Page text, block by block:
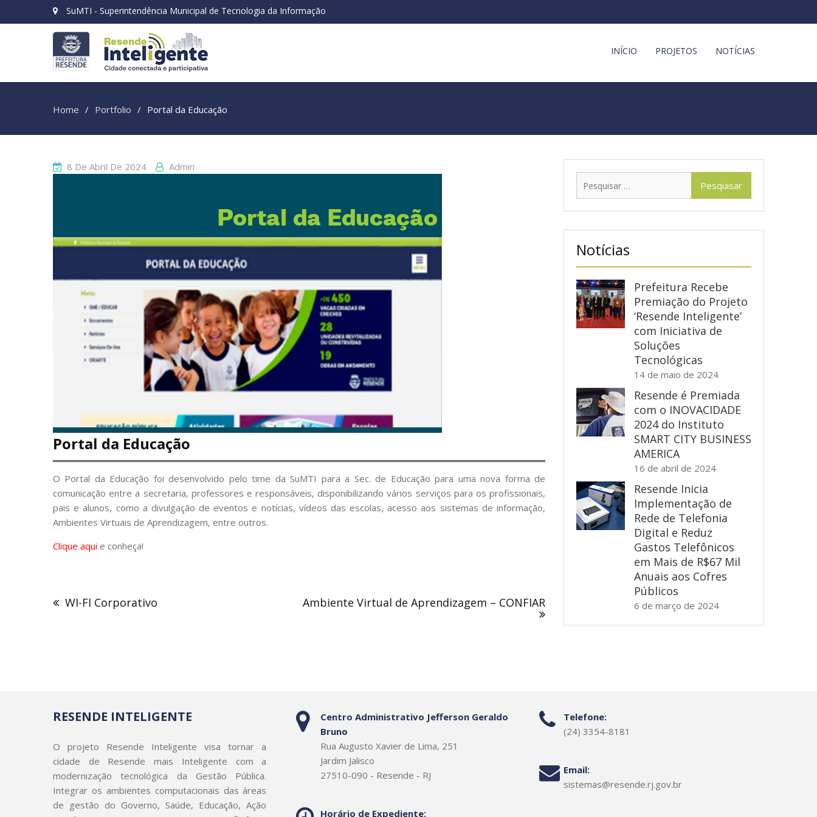
SuMTI - Superintendência Municipal de Tecnologia da Informação
INÍCIO PROJETOS NOTÍCIAS
Home Portfolio Portal da Educação
8 De Abril De 2024 Admin
Portal da Educação
O Portal da Educação foi desenvolvido pelo time da SuMTI para a Sec. de Educação para uma nova forma de
comunicação entre a secretaria, professores e responsáveis, disponibilizando vários serviços para os profissionais,
pais e alunos, como a divulgação de eventos e notícias, vídeos das escolas, acesso aos sistemas de informação,
Ambientes Virtuais de Aprendizagem, entre outros.
Clique aqui e conheça!
de
Post
WI-FI Corporativo Ambiente Virtual de Aprendizagem – CONFIAR
Notícias
Prefeitura Recebe
Premiação do Projeto
‘Resende Inteligente’
com Iniciativa de
Soluções
Tecnológicas
14 de maio de 2024
Resende é Premiada
com o INOVACIDADE
2024 do Instituto
SMART CITY BUSINESS
AMERICA
16 de abril de 2024
Resende Inicia
Implementação de
Rede de Telefonia
Digital e Reduz
Gastos Telefônicos
em Mais de R$67 Mil
Anuais aos Cofres
Públicos
6 de março de 2024
RESENDE INTELIGENTE
O projeto Resende Inteligente visa tornar a
cidade de Resende mais Inteligente com a
modernização tecnológica da Gestão Pública.
Integrar os ambientes computacionais das áreas
de gestão do Governo, Saúde, Educação, Ação
Centro Administrativo Jefferson Geraldo
Bruno
Rua Augusto Xavier de Lima, 251
Jardim Jalisco
27510-090 - Resende - RJ
Horário de Expediente:
Telefone:
(24) 3354-8181
Email:
sistemas@resende.rj.gov.br